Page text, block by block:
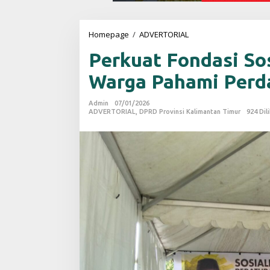
Homepage / ADVERTORIAL
r
k
u
a
F
n
i
S
s
a
l
,
F
Perkuat Fondasi
Warga Pahami
Admin
07/01/2026
ADVERTORIAL
DPRD Provinsi Kalimantan Timur 924